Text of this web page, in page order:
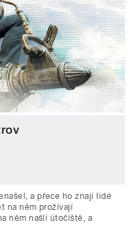
a přece ho znají lidé
na něm prožívají
něm našli útočiště, a